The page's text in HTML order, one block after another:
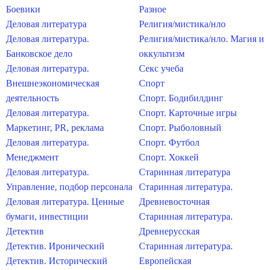
Боевики
Деловая литература
Деловая литература.
Банковское дело
Деловая литература.
Внешнеэкономическая
деятельность
Деловая литература.
Маркетинг, PR, реклама
Деловая литература.
Менеджмент
Деловая литература.
Управление, подбор персонала
Деловая литература. Ценные
бумаги, инвестиции
Детектив
Детектив. Иронический
Детектив. Исторический
Разное
Религия/мистика/нло
Религия/мистика/нло. Магия и
оккультизм
Секс учеба
Спорт
Спорт. Бодибилдинг
Спорт. Карточные игры
Спорт. Рыболовный
Спорт. Футбол
Спорт. Хоккей
Старинная литература
Старинная литература.
Древневосточная
Старинная литература.
Древнерусская
Старинная литература.
Европейская